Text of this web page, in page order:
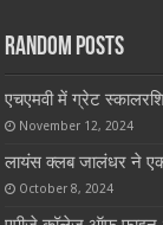
Random Posts
एचएमवी में ग्रेट
November 12, 2024
लायंस क्लब जालंधर ने एक
October 8, 2024